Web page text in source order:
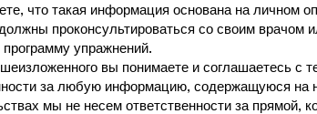
что такая информация основана на личном
проконсультироваться со своим врачом
программу упражнений.
вы понимаете и соглашаетесь с
за любую информацию, содержащуюся на
мы не несем ответственности за